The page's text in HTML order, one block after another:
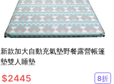
新款加大自動充氣墊野餐露營帳篷
墊雙人睡墊
$2445 8折